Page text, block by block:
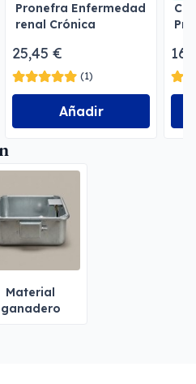
Pronefra Enfermedad
renal Crónica
25,45 €
(1)
Añadir
Material
ganadero